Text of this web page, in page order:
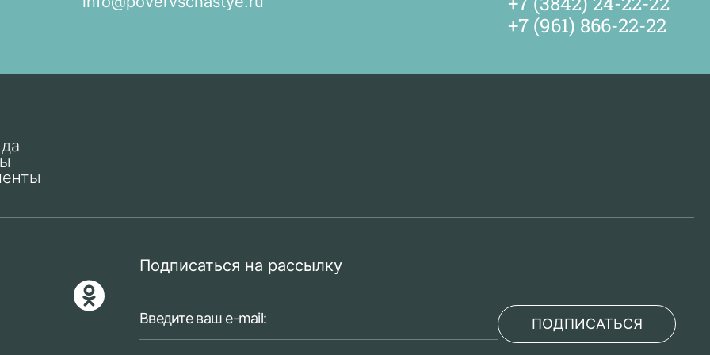
+7 (961) 866-22-22
Подписаться на рассылку
ПОДПИСАТЬСЯ